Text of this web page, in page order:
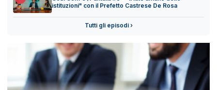
istituzioni" con il Prefetto Castrese De Rosa
Tutti gli episodi ›